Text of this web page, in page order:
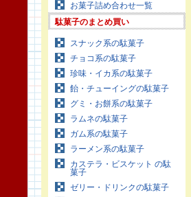
お菓子詰め合わせ一覧
駄菓子のまとめ買い
スナック系の駄菓子
チョコ系の駄菓子
珍味・イカ系の駄菓子
飴・チューイングの駄菓子
グミ・お餅系の駄菓子
ラムネの駄菓子
ガム系の駄菓子
ラーメン系の駄菓子
カステラ・ビスケット の駄
菓子
ゼリー・ドリンクの駄菓子